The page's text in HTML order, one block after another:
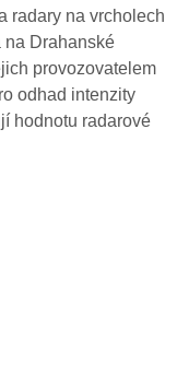
radary na vrcholech
na Drahanské
provozovatelem
odhad intenzity
hodnotu radarové